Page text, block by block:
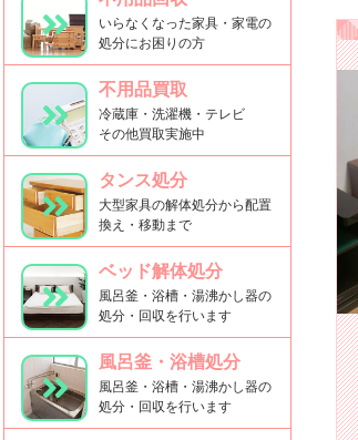
いらなくなった家具・家電の
処分にお困りの方
不用品買取
冷蔵庫・洗濯機・テレビ
その他買取実施中
タンス処分
大型家具の解体処分から配置
換え・移動まで
ベッド解体処分
風呂釜・浴槽・湯沸かし器の
処分・回収を行います
風呂釜・浴槽処分
風呂釜・浴槽・湯沸かし器の
処分・回収を行います